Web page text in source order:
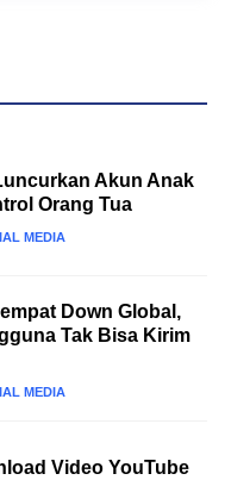
Akun Anak
Orang Tua
MEDIA
Down Global,
Tak Bisa Kirim
MEDIA
Video YouTube